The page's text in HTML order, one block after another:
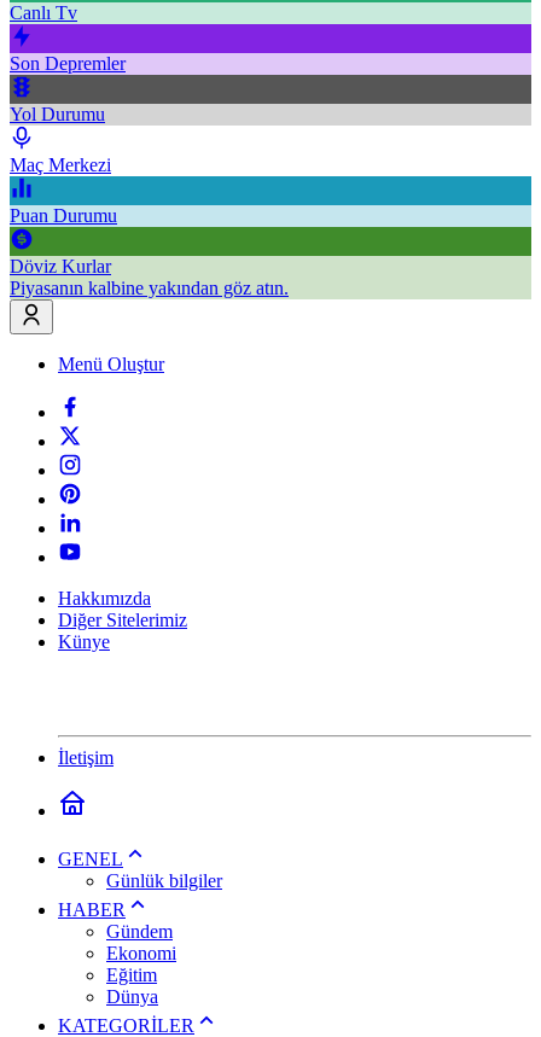
Canlı Tv
Son Depremler
Yol Durumu
Maç Merkezi
Puan Durumu
Döviz Kurlar
Piyasanın kalbine yakından göz atın.
Menü Oluştur
Hakkımızda
Diğer Sitelerimiz
Künye
İletişim
GENEL
Günlük bilgiler
HABER
Gündem
Ekonomi
Eğitim
Dünya
KATEGORİLER